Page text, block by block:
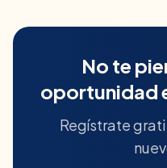
No te
oportunidad
Regístrate